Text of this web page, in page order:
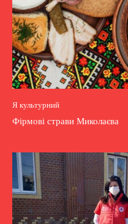
Я культурний
Фірмові страви Миколаєва